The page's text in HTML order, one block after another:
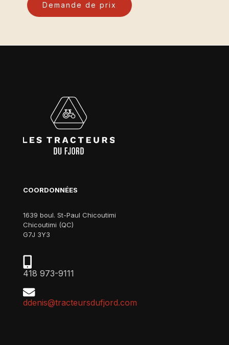
Demande de prix
COORDONNÉES
1639 boul. St-Paul Chicoutimi
Chicoutimi (QC)
G7J 3Y3
418 973-9111
ddenis@tracteursdufjord.com